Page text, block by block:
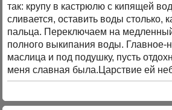
так: крупу в кастрюлю с кипящей
сливается, оставить воды столько,
пальца. Переключаем на
полного выкипания воды.
маслица и под подушку, пусть
меня славная была.Царствие ей